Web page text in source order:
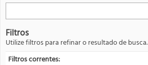
Filtros
Utilize filtros para refinar o resultado de busca.
Filtros correntes: